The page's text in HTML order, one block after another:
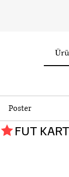
Poster